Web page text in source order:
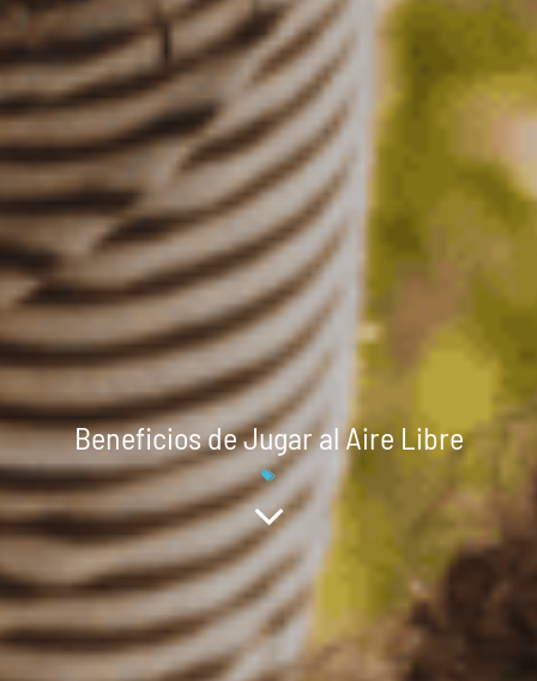
Beneficios de Jugar al Aire Libre